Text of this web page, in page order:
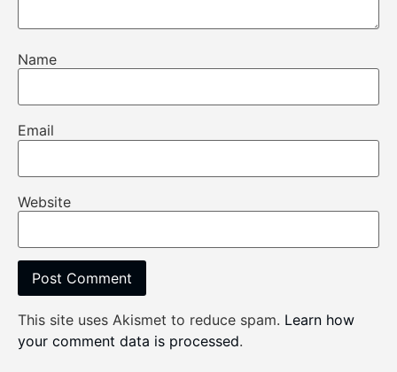
Name
Email
Website
This site uses Akismet to reduce spam. Learn how
your comment data is processed.